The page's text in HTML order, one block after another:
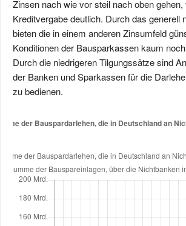
Zinsen nach wie vor steil nach oben
Kreditvergabe deutlich. Durch das generell
bieten die in einem anderen Zinsumfeld
Konditionen der Bausparkassen kaum
Durch die niedrigeren Tilgungssätze sind
der Banken und Sparkassen für die
zu bedienen.